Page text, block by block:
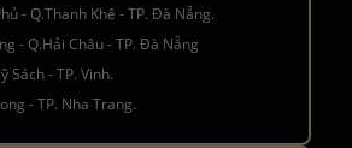
- Q.Thanh Khê - TP. Đà Nẵng.
- Q.Hải Châu - TP. Đà Nẵng
Sách - TP. Vinh.
- TP. Nha Trang.